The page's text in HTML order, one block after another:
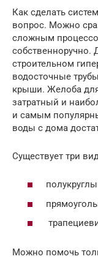
Как сделать
вопрос. Можно
сложным
собственноручно.
строительном
водосточные
крыши. Желоба
затратный и
и самым
воды с дома
Существует три
Можно помочь